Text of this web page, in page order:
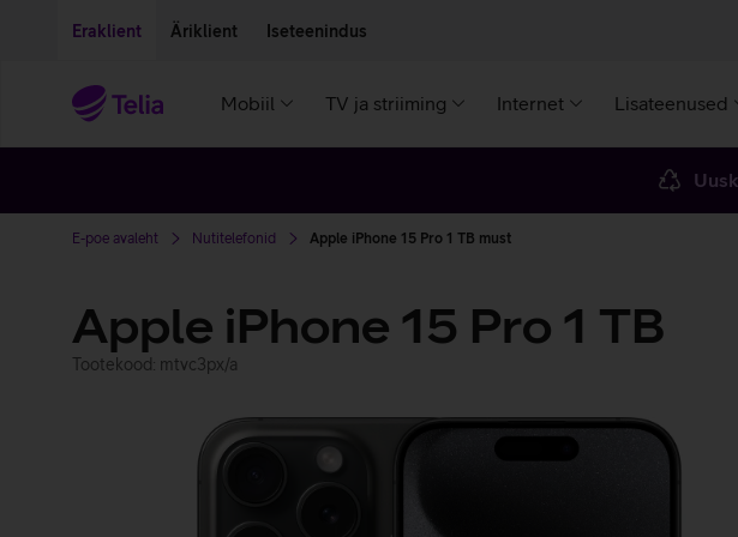
Eraklient Äriklient Iseteenindus
Mobiil TV ja striiming Internet Lisateenused
E-poe avaleht Nutitelefonid Apple iPhone 15 Pro 1 TB must
Apple iPhone 15 Pro 1 TB
Tootekood: mtvc3px/a